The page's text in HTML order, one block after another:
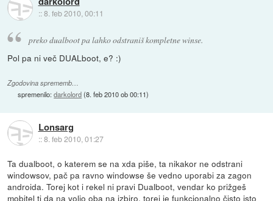
::8. feb 2010, 00:11
preko dualboot pa lahko odstraniš kompletne winse.
Pol pa ni več DUALboot, e? :)
Zgodovina sprememb…
spremenilo:darkolord(8. feb 2010 ob 00:11)
Lonsarg
::8. feb 2010, 01:27
Ta dualboot, o katerem se na xda piše, ta nikakor ne odstrani
windowsov, pač pa ravno windowse še vedno uporabi za zagon
androida. Torej kot i rekel ni pravi Dualboot, vendar ko prižgeš
mobitel ti da na voljo oba na izbiro, torej je funkcionalno čisto isto